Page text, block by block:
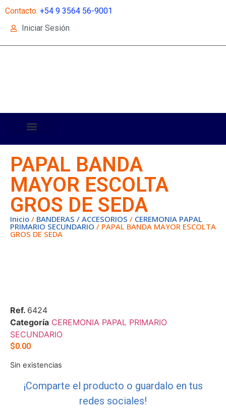
Contacto: +54 9 3564 56-9001
Iniciar Sesión
PAPAL BANDA
MAYOR ESCOLTA
GROS DE SEDA
Inicio / BANDERAS / ACCESORIOS / CEREMONIA PAPAL
PRIMARIO SECUNDARIO / PAPAL BANDA MAYOR ESCOLTA
GROS DE SEDA
Ref. 6424
Categoría CEREMONIA PAPAL PRIMARIO
SECUNDARIO
$0.00
Sin existencias
¡Comparte el producto o guardalo en tus
redes sociales!